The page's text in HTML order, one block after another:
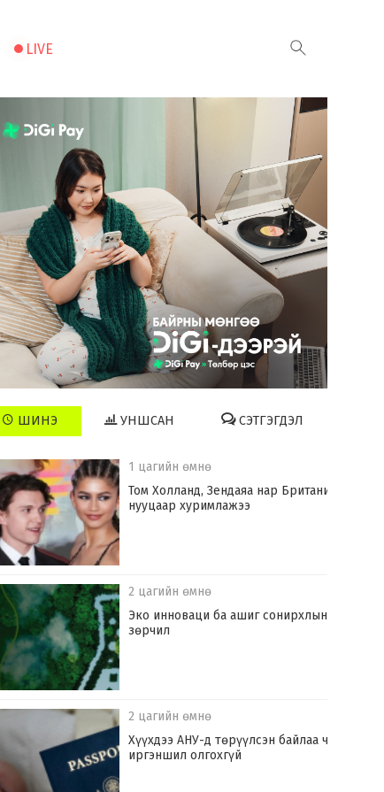
LIVE
ШИНЭ УНШСАН СЭТГЭГДЭЛ
1 цагийн өмнө
Том Холланд, Зендаяа нар Британид
нууцаар хуримлажээ
2 цагийн өмнө
Эко инноваци ба ашиг сонирхлын
зөрчил
2 цагийн өмнө
Хүүхдээ АНУ-д төрүүлсэн байлаа ч
иргэншил олгохгүй